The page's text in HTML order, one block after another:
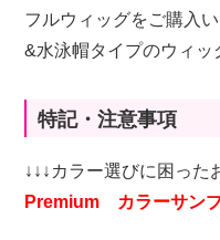
フルウィッグをご購入
&水泳帽タイプのウィッ
特記・注意事項
↓↓↓カラー選びに困った
Premium カラーサン